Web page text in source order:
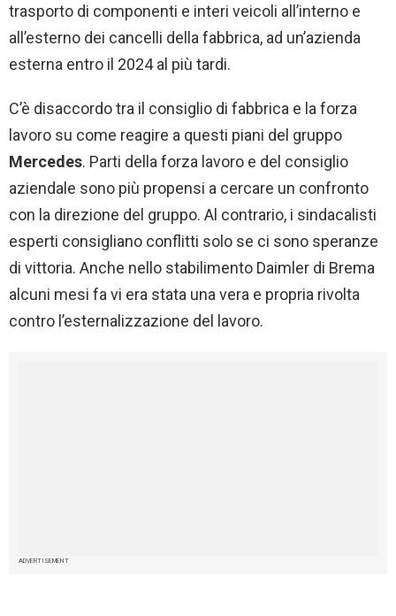
trasporto di componenti e interi veicoli all’interno e
all’esterno dei cancelli della fabbrica, ad un’azienda
esterna entro il 2024 al più tardi.
C’è disaccordo tra il consiglio di fabbrica e la forza
lavoro su come reagire a questi piani del gruppo
Mercedes. Parti della forza lavoro e del consiglio
aziendale sono più propensi a cercare un confronto
con la direzione del gruppo. Al contrario, i sindacalisti
esperti consigliano conflitti solo se ci sono speranze
di vittoria. Anche nello stabilimento Daimler di Brema
alcuni mesi fa vi era stata una vera e propria rivolta
contro l’esternalizzazione del lavoro.
ADVERTISEMENT